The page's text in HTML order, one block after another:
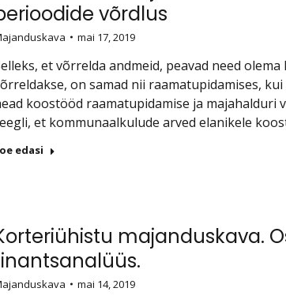
võrdlus
mai 17, 2019
et võrrelda andmeid, peavad need
on samad nii raamatupidamises,
koostööd raamatupidamise ja majahalduri
et kommunaalkulude arved elanikele
edasi
majanduskava.
mai 14, 2019